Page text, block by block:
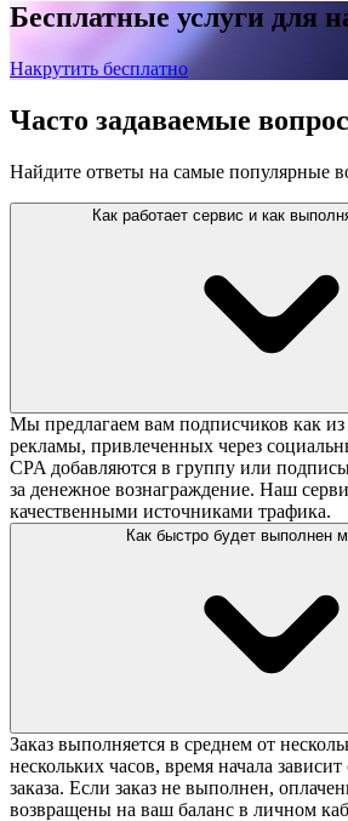
Бесплатные услуги для
Накрутить бесплатно
Часто задаваемые
Найдите ответы на самые популярные
Как работает сервис и как
Мы предлагаем вам подписчиков как из
рекламы, привлеченных через
CPA добавляются в группу или
за денежное вознаграждение. Наш
качественными источниками трафика.
Как быстро будет выполнен
Заказ выполняется в среднем от
нескольких часов, время начала
заказа. Если заказ не выполнен,
возвращены на ваш баланс в личном